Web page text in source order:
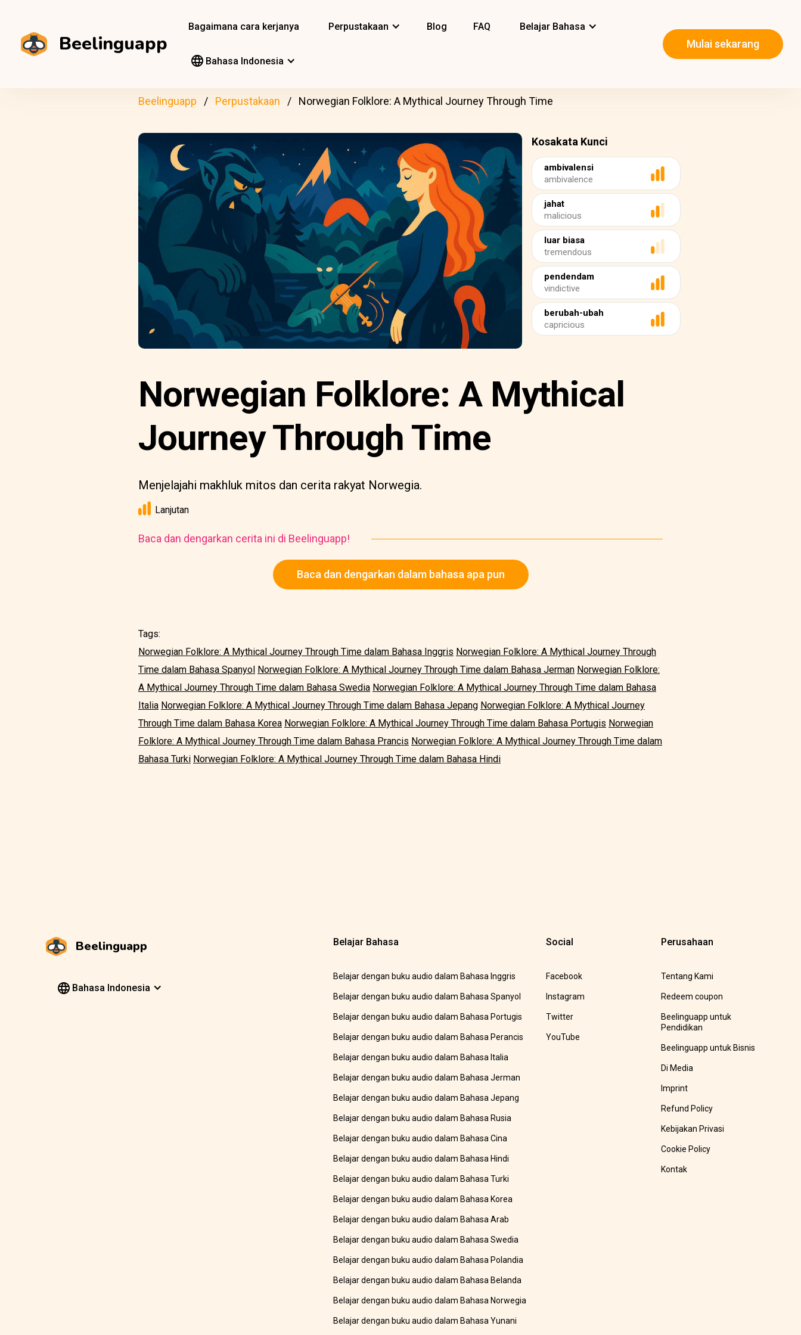
Beelinguapp
Bagaimana cara kerjanya Perpustakaan Blog FAQ Belajar Bahasa
Bahasa Indonesia
Mulai sekarang
Beelinguapp Perpustakaan Norwegian Folklore: A Mythical Journey Through Time
Kosakata Kunci
ambivalensi
ambivalence
jahat
malicious
luar biasa
tremendous
pendendam
vindictive
berubah-ubah
capricious
Norwegian Folklore: A Mythical
Journey Through Time
Menjelajahi makhluk mitos dan cerita rakyat Norwegia.
Lanjutan
Baca dan dengarkan cerita ini di Beelinguapp!
Baca dan dengarkan dalam bahasa apa pun
Tags:
Norwegian Folklore: A Mythical Journey Through Time dalam Bahasa Inggris Norwegian Folklore: A Mythical Journey Through
Time dalam Bahasa Spanyol Norwegian Folklore: A Mythical Journey Through Time dalam Bahasa Jerman Norwegian Folklore:
A Mythical Journey Through Time dalam Bahasa Swedia Norwegian Folklore: A Mythical Journey Through Time dalam Bahasa
Italia Norwegian Folklore: A Mythical Journey Through Time dalam Bahasa Jepang Norwegian Folklore: A Mythical Journey
Through Time dalam Bahasa Korea Norwegian Folklore: A Mythical Journey Through Time dalam Bahasa Portugis Norwegian
Folklore: A Mythical Journey Through Time dalam Bahasa Prancis Norwegian Folklore: A Mythical Journey Through Time dalam
Bahasa Turki Norwegian Folklore: A Mythical Journey Through Time dalam Bahasa Hindi
Beelinguapp
Bahasa Indonesia
Belajar Bahasa
Belajar dengan buku audio dalam Bahasa Inggris
Belajar dengan buku audio dalam Bahasa Spanyol
Belajar dengan buku audio dalam Bahasa Portugis
Belajar dengan buku audio dalam Bahasa Perancis
Belajar dengan buku audio dalam Bahasa Italia
Belajar dengan buku audio dalam Bahasa Jerman
Belajar dengan buku audio dalam Bahasa Jepang
Belajar dengan buku audio dalam Bahasa Rusia
Belajar dengan buku audio dalam Bahasa Cina
Belajar dengan buku audio dalam Bahasa Hindi
Belajar dengan buku audio dalam Bahasa Turki
Belajar dengan buku audio dalam Bahasa Korea
Belajar dengan buku audio dalam Bahasa Arab
Belajar dengan buku audio dalam Bahasa Swedia
Belajar dengan buku audio dalam Bahasa Polandia
Belajar dengan buku audio dalam Bahasa Belanda
Belajar dengan buku audio dalam Bahasa Norwegia
Belajar dengan buku audio dalam Bahasa Yunani
Social
Facebook
Instagram
Twitter
YouTube
Perusahaan
Tentang Kami
Redeem coupon
Beelinguapp untuk
Pendidikan
Beelinguapp untuk Bisnis
Di Media
Imprint
Refund Policy
Kebijakan Privasi
Cookie Policy
Kontak